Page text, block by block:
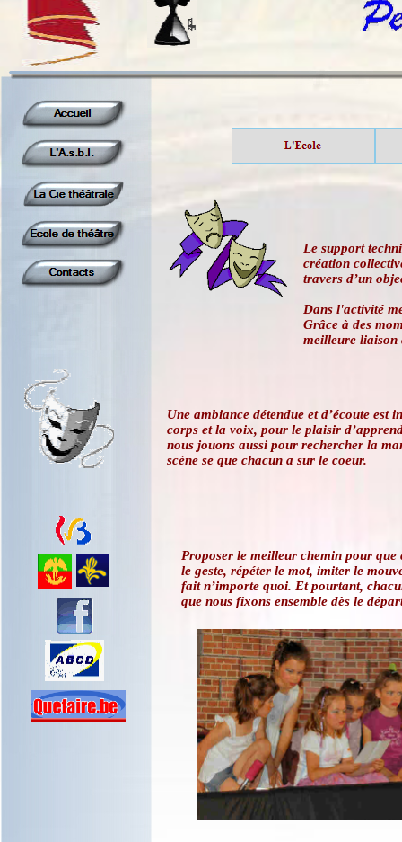
Une ambiance détendue et d’écoute est
corps et la voix, pour le plaisir
nous jouons aussi pour rechercher la
scène se que chacun a sur le coeur.
Proposer le meilleur chemin pour
le geste, répéter le mot, imiter le
fait n’importe quoi. Et pourtant,
que nous fixons ensemble dès le
Le support
création
travers d’un
Dans l'activité
Grâce à des
meilleure liaison